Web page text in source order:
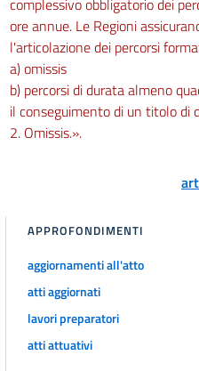
complessivo obbligatorio dei
ore annue. Le Regioni
l'articolazione dei percorsi
a) omissis
b) percorsi di durata almeno
il conseguimento di un titolo di
2. Omissis.».
APPROFONDIMENTI
aggiornamenti all'atto
atti aggiornati
lavori preparatori
atti attuativi